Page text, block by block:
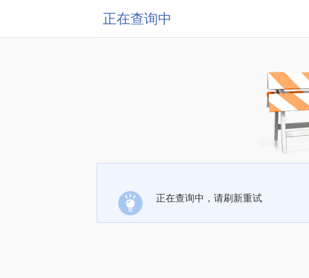
正在查询中
正在查询中，请刷新重试